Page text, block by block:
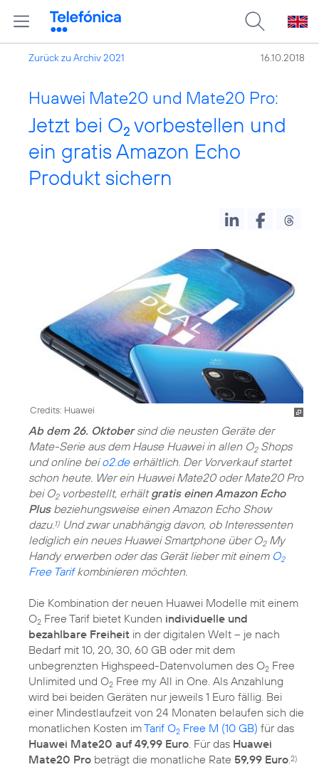
Zurück zu Archiv 2021 16.10.2018
Huawei Mate20 und Mate20 Pro:
Jetzt bei O2 vorbestellen und
ein gratis Amazon Echo
Produkt sichern
Credits: Huawei
Ab dem 26. Oktobersind die neusten Geräte der
Mate-Serie aus dem Hause Huawei in allen O2Shops
und online beio2.deerhältlich. Der Vorverkauf startet
schon heute. Wer ein Huawei Mate20 oder Mate20 Pro
bei O2vorbestellt, erhältgratis einen Amazon Echo
Plusbeziehungsweise einen Amazon Echo Show
dazu. 1) Und zwar unabhängig davon, ob Interessenten
lediglich ein neues Huawei Smartphone über O2My
Handy erwerben oder das Gerät lieber mit einem O2
Free Tarifkombinieren möchten.
Die Kombination der neuen Huawei Modelle mit einem
O2 Free Tarif bietet Kunden individuelle und
bezahlbare Freiheit in der digitalen Welt – je nach
Bedarf mit 10, 20, 30, 60 GB oder mit dem
unbegrenzten Highspeed-Datenvolumen des O2 Free
Unlimited und O2 Free my All in One. Als Anzahlung
wird bei beiden Geräten nur jeweils 1 Euro fällig. Bei
einer Mindestlaufzeit von 24 Monaten belaufen sich die
monatlichen Kosten imTarif O2 Free M (10 GB) für das
Huawei Mate20 auf 49,99 Euro . Für das Huawei
Mate20 Pro beträgt die monatliche Rate 59,99 Euro 2)